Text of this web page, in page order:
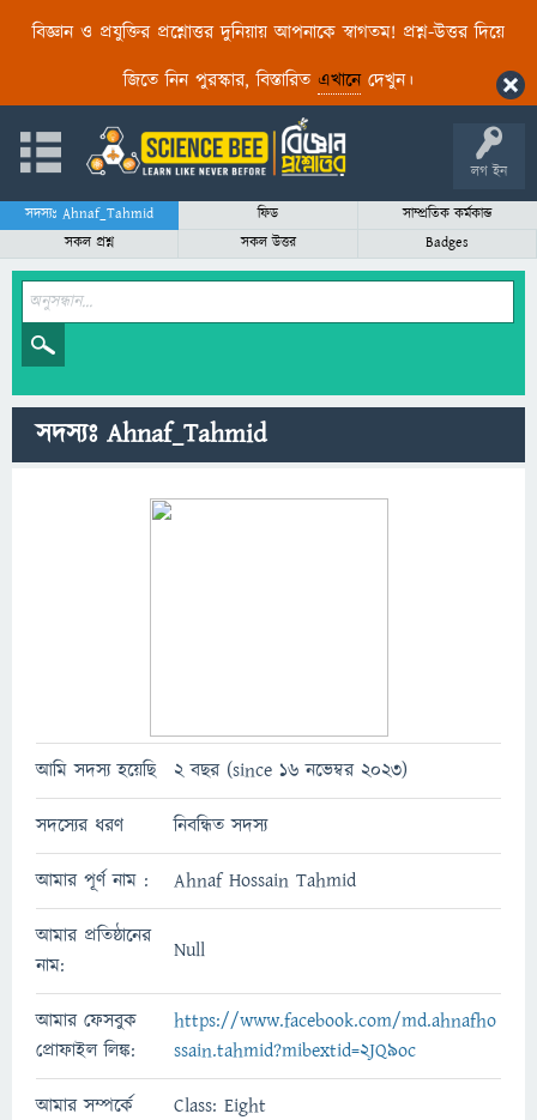
বিজ্ঞান ও প্রযুক্তির প্রশ্নোত্তর দুনিয়ায় আপনাকে স্বাগতম! প্রশ্ন-উত্তর দিয়ে
জিতে নিন পুরস্কার, বিস্তারিত এখানেদেখুন।
লগ ইন
সদস্যঃ Ahnaf_Tahmid ফিড
সাম্প্রতিক কর্মকান্ড
সকল প্রশ্ন
সকল উত্তর Badges
সদস্যঃ Ahnaf_Tahmid
আমি সদস্য হয়েছি 2 বছর (since 16 নভেম্বর 2023)
সদস্যের ধরণ নিবন্ধিত সদস্য
আমার পূর্ণ নাম : Ahnaf Hossain Tahmid
আমার প্রতিষ্ঠানের
নাম:
Null
আমার ফেসবুক
প্রোফাইল লিঙ্ক:
https://www.facebook.com/md.ahnafho
ssain.tahmid?mibextid=2JQ9oc
আমার সম্পর্কে
Class: Eight